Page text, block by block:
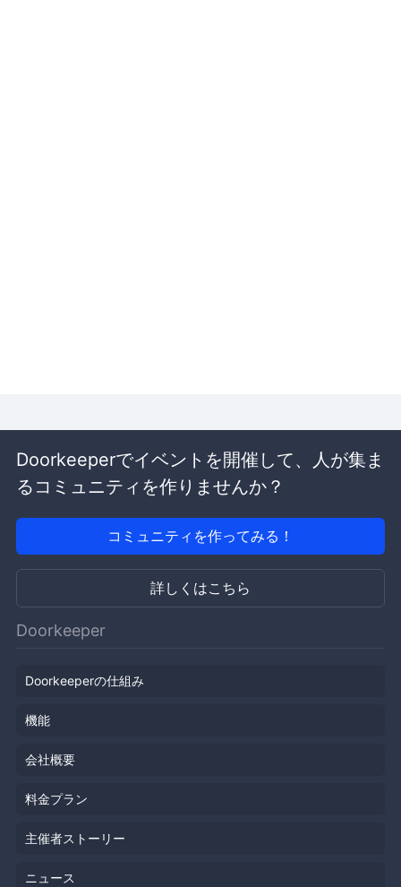
Doorkeeperでイベントを開催して、人が集ま
るコミュニティを作りませんか？
コミュニティを作ってみる！
詳しくはこちら
Doorkeeper
Doorkeeperの仕組み
機能
会社概要
料金プラン
主催者ストーリー
ニュース